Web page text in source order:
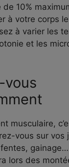
10%
à votre corps
à varier les
et les
vous
musculaire,
vous sur vos
lors des